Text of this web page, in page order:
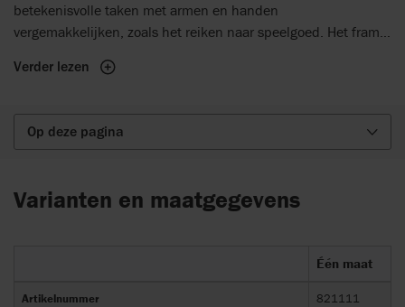
betekenisvolle taken met armen en handen
vergemakkelijken, zoals het reiken naar speelgoed. Het frame
voorpoten als voor de achterpoten) wanneer de korte poten
verschillende zit-tot-vloerhoogtes mogelijk, wanneer de stoel
waterpas staat, en een verscheidenheid aan kantelhoeken
Verder lezen
Op deze pagina
Varianten en maatgegevens
Één maat
Artikelnummer 821111